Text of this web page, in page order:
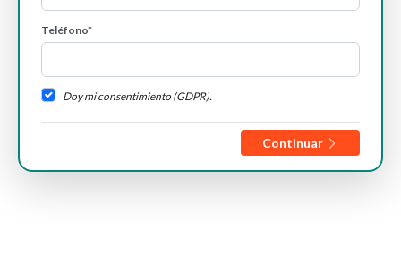
Teléfono*
Doy mi consentimiento (GDPR).
Continuar